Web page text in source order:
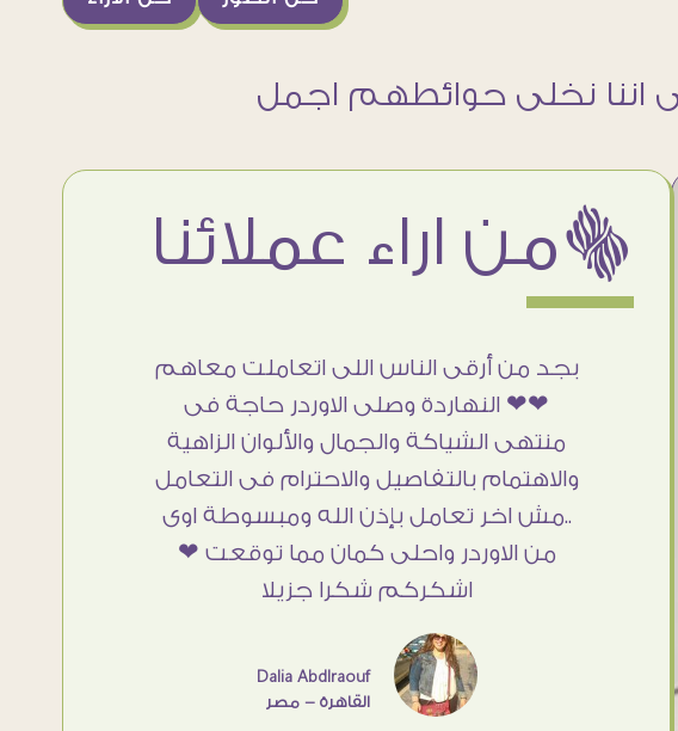
ëمن اراء عملائنا
بجد من أرقى الناس اللى اتعاملت معاهم
❤❤ النهاردة وصلى الاوردر حاجة فى
منتهى الشياكة والجمال والألوان الزاهية
والاهتمام بالتفاصيل والاحترام فى التعامل
..مش اخر تعامل بإذن الله ومبسوطة اوى
من الاوردر واحلى كمان مما توقعت ❤
اشكركم شكرا جزيلا
Dalia Abdlraouf
القاهرة - مصر